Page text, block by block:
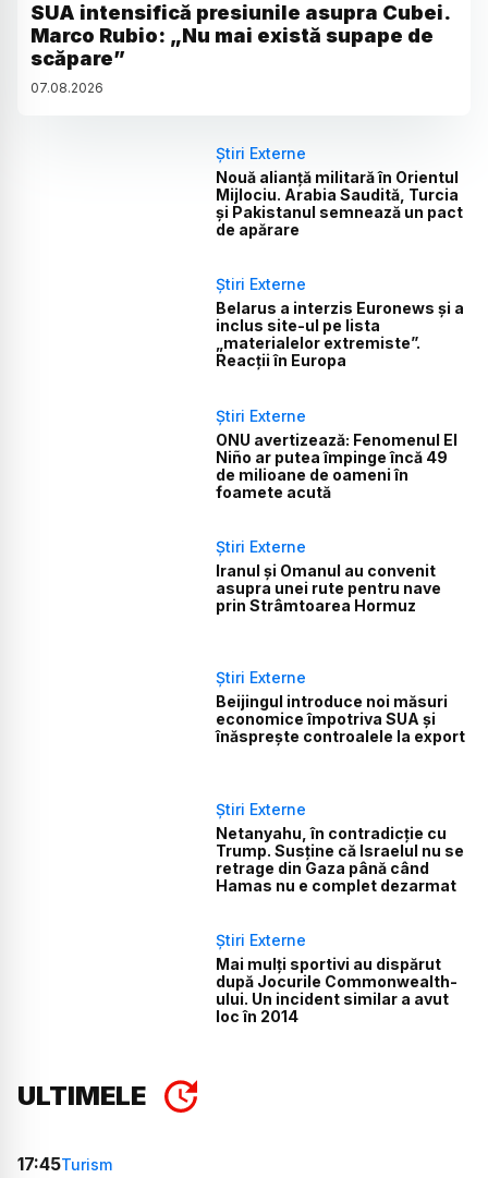
SUA intensifică presiunile asupra Cubei.
Marco Rubio: „Nu mai există supape de
scăpare”
07.08.2026
Știri Externe
Nouă alianță militară în Orientul
Mijlociu. Arabia Saudită, Turcia
și Pakistanul semnează un pact
de apărare
Știri Externe
Belarus a interzis Euronews și a
inclus site-ul pe lista
„materialelor extremiste”.
Reacții în Europa
Știri Externe
ONU avertizează: Fenomenul El
Niño ar putea împinge încă 49
de milioane de oameni în
foamete acută
Știri Externe
Iranul și Omanul au convenit
asupra unei rute pentru nave
prin Strâmtoarea Hormuz
Știri Externe
Beijingul introduce noi măsuri
economice împotriva SUA și
înăsprește controalele la export
Știri Externe
Netanyahu, în contradicție cu
Trump. Susține că Israelul nu se
retrage din Gaza până când
Hamas nu e complet dezarmat
Știri Externe
Mai mulți sportivi au dispărut
după Jocurile Commonwealth-
ului. Un incident similar a avut
loc în 2014
ULTIMELE
17:45Turism